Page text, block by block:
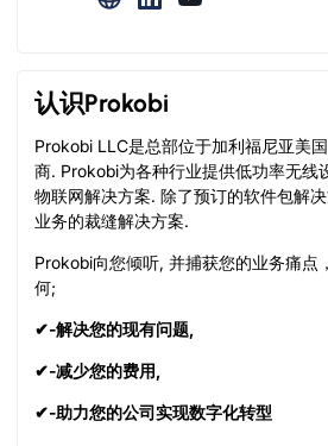
认识Prokobi
Prokobi LLC是总部位于加利福尼亚美
商. Prokobi为各种行业提供低功率无线
物联网解决方案. 除了预订的软件包解
业务的裁缝解决方案.
Prokobi向您倾听, 并捕获您的业务痛点
何;
✔-解决您的现有问题,
✔-减少您的费用,
✔-助力您的公司实现数字化转型